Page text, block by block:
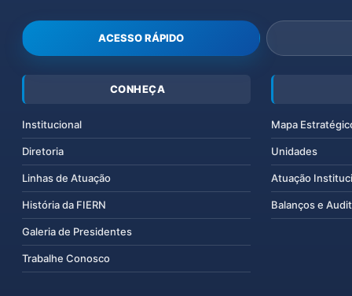
ACESSO RÁPIDO
CONHEÇA
Institucional
Diretoria
Linhas de Atuação
História da FIERN
Galeria de Presidentes
Trabalhe Conosco
Mapa
Unidades
Atuação
Balanços e